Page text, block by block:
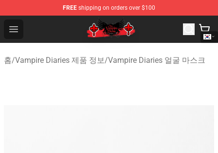
FREE shipping on orders over $100
Open menu
The Vampire Diaries Shop - Official The Vampire
홈/Vampire Diaries 제품 정보/Vampire Diaries 얼굴 마스크